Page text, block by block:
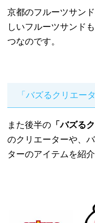
京都のフルーツサン
しいフルーツサンド
つなのです。
「バズるクリエー
また後半の 「バズる
のクリエーターや、
ターのアイテムを紹介